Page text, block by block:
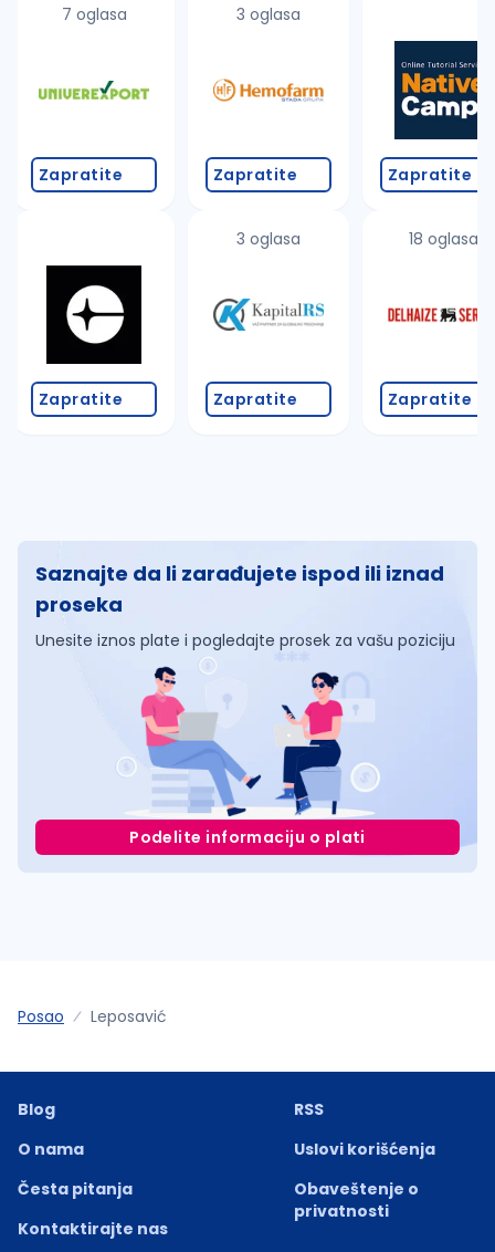
7 oglasa
Zapratite
Zapratite
3 oglasa
Zapratite
3 oglasa
Zapratite
Zapratite
18 oglasa
Zapratite
Saznajte da li zarađujete ispod ili iznad
proseka
Unesite iznos plate i pogledajte prosek za vašu poziciju
Podelite informaciju o plati
Posao Leposavić
Blog
O nama
Česta pitanja
Kontaktirajte nas
RSS
Uslovi korišćenja
Obaveštenje o
privatnosti